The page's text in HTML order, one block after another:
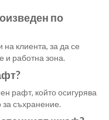
по
клиента, за да се
и работна зона.
рафт, който осигурява
съхранение.